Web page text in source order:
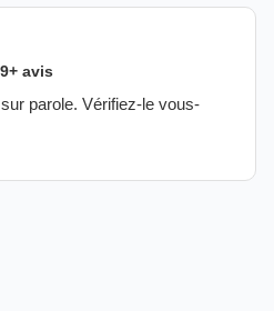
avis
parole. Vérifiez-le vous-